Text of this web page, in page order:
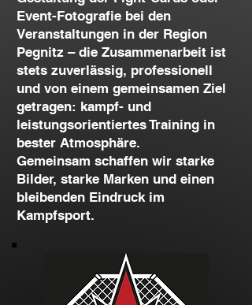
Event-Fotografie bei den
Veranstaltungen in der Region
Pegnitz – die Zusammenarbeit ist
stets zuverlässig, professionell
und von einem gemeinsamen Ziel
getragen: kampf- und
leistungsorientiertes Training in
bester Atmosphäre.
Gemeinsam schaffen wir starke
Bilder, starke Marken und einen
bleibenden Eindruck im
Kampfsport.